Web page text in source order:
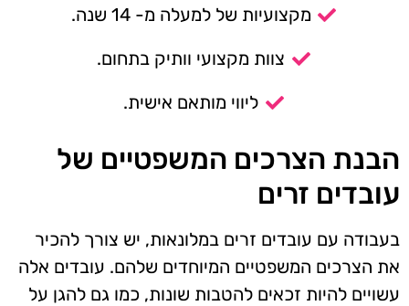
מקצועיות של למעלה מ- 14 שנה.
צוות מקצועי וותיק בתחום.
ליווי מותאם אישית.
הבנת הצרכים המשפטיים של
עובדים זרים
בעבודה עם עובדים זרים במלונאות, יש צורך להכיר
את הצרכים המשפטיים המיוחדים שלהם. עובדים אלה
עשויים להיות זכאים להטבות שונות, כמו גם להגן על